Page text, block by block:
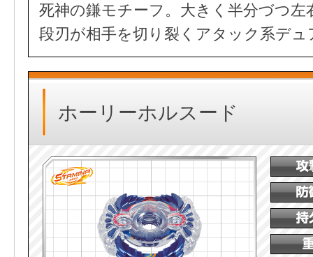
死神の鎌モチーフ。大きく半分づつ
段刃が相手を切り裂くアタック系デ
ホーリーホルスード